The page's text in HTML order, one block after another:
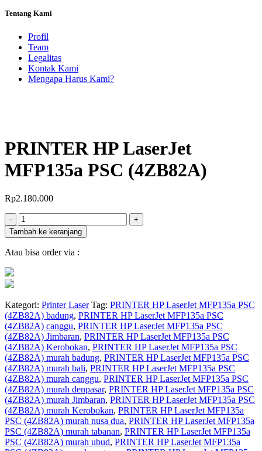
Tentang Kami
Profil
Team
Legalitas
Kontak Kami
Mengapa Harus Kami?
PRINTER HP LaserJet
MFP135a PSC (4ZB82A)
Rp2.180.000
- Jumlah
+
Tambah ke keranjang
Atau bisa order via :
Kategori: Printer Laser Tag: PRINTER HP LaserJet MFP135a PSC
(4ZB82A) badung, PRINTER HP LaserJet MFP135a PSC
(4ZB82A) canggu, PRINTER HP LaserJet MFP135a PSC
(4ZB82A) Jimbaran, PRINTER HP LaserJet MFP135a PSC
(4ZB82A) Kerobokan, PRINTER HP LaserJet MFP135a PSC
(4ZB82A) murah badung, PRINTER HP LaserJet MFP135a PSC
(4ZB82A) murah bali, PRINTER HP LaserJet MFP135a PSC
(4ZB82A) murah canggu, PRINTER HP LaserJet MFP135a PSC
(4ZB82A) murah denpasar, PRINTER HP LaserJet MFP135a PSC
(4ZB82A) murah Jimbaran, PRINTER HP LaserJet MFP135a PSC
(4ZB82A) murah Kerobokan, PRINTER HP LaserJet MFP135a
PSC (4ZB82A) murah nusa dua, PRINTER HP LaserJet MFP135a
PSC (4ZB82A) murah tabanan, PRINTER HP LaserJet MFP135a
PSC (4ZB82A) murah ubud, PRINTER HP LaserJet MFP135a